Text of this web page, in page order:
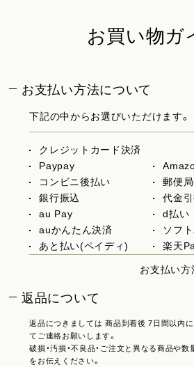
お買い物ガ
お支払い方法について
下記の中からお選びいただけます。
クレジットカード決済
Paypay
コンビニ後払い
郵便
銀行振込
代金
au Pay
d払い
auかんたん決済
ソフ
あと払い(ペイディ)
楽天
お支払い
返品について
返品につきましては 商品到着後 7日間以内
てご連絡お願いします。
破損・汚損・不良品・ご注文と異なる商品や数
をお伝えください。